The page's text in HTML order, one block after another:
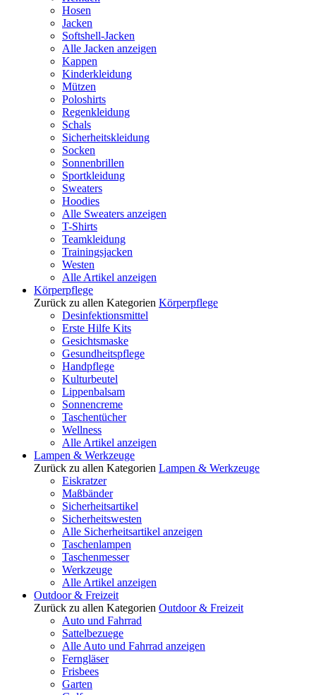
Hosen
Jacken
Softshell-Jacken
Alle Jacken anzeigen
Kappen
Kinderkleidung
Mützen
Poloshirts
Regenkleidung
Schals
Sicherheitskleidung
Socken
Sonnenbrillen
Sportkleidung
Sweaters
Hoodies
Alle Sweaters anzeigen
T-Shirts
Teamkleidung
Trainingsjacken
Westen
Alle Artikel anzeigen
Körperpflege
Zurück zu allen Kategorien Körperpflege
Desinfektionsmittel
Erste Hilfe Kits
Gesichtsmaske
Gesundheitspflege
Handpflege
Kulturbeutel
Lippenbalsam
Sonnencreme
Taschentücher
Wellness
Alle Artikel anzeigen
Lampen & Werkzeuge
Zurück zu allen Kategorien Lampen & Werkzeuge
Eiskratzer
Maßbänder
Sicherheitsartikel
Sicherheitswesten
Alle Sicherheitsartikel anzeigen
Taschenlampen
Taschenmesser
Werkzeuge
Alle Artikel anzeigen
Outdoor & Freizeit
Zurück zu allen Kategorien Outdoor & Freizeit
Auto und Fahrrad
Sattelbezuege
Alle Auto und Fahrrad anzeigen
Ferngläser
Frisbees
Garten